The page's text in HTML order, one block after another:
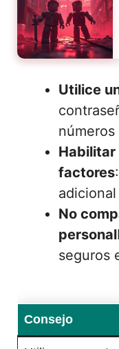
Utilice
números
factores
No
personal
seguros
Consejo